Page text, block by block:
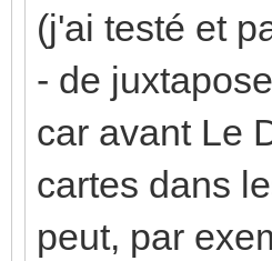
(j'ai testé et
- de
car avant Le
cartes dans
peut, par